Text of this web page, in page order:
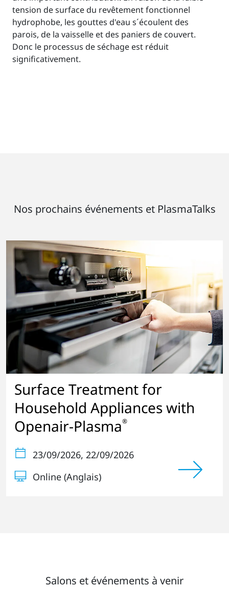
tension de surface du revêtement fonctionnel
hydrophobe, les gouttes d'eau s´écoulent des
parois, de la vaisselle et des paniers de couvert.
Donc le processus de séchage est réduit
significativement.
Nos prochains événements et PlasmaTalks
Surface Treatment for
Household Appliances with
Openair-Plasma®
23/09/2026 , 22/09/2026
Online (Anglais)
Salons et événements à venir